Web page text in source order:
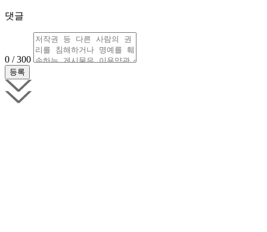
댓글
0 / 300